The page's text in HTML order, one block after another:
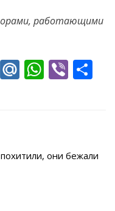
работающими
Pi M
u
W
A
p
Vi
они бежали